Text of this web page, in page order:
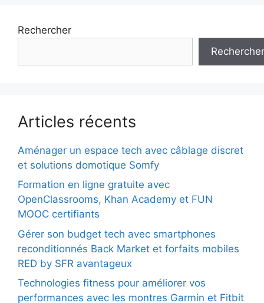
Rechercher
Rechercher
Articles récents
Aménager un espace tech avec câblage discret
et solutions domotique Somfy
Formation en ligne gratuite avec
OpenClassrooms, Khan Academy et FUN
MOOC certifiants
Gérer son budget tech avec smartphones
reconditionnés Back Market et forfaits mobiles
RED by SFR avantageux
Technologies fitness pour améliorer vos
performances avec les montres Garmin et Fitbit